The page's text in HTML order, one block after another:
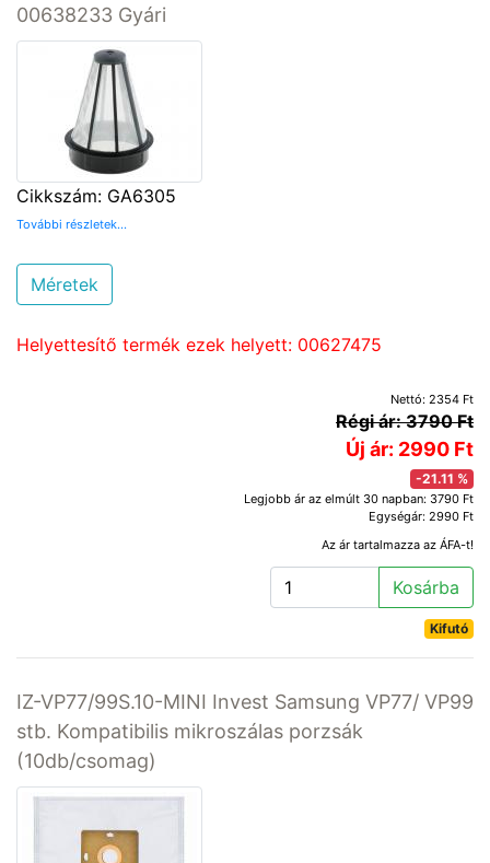
00638233 Gyári
Cikkszám: GA6305
További részletek...
Méretek
Helyettesítő termék ezek helyett: 00627475
Nettó: 2354 Ft
Régi ár: 3790 Ft
Új ár: 2990 Ft
-21.11 %
Legjobb ár az elmúlt 30 napban: 3790 Ft
Egységár: 2990 Ft
Az ár tartalmazza az ÁFA-t!
Kosárba
Kifutó
IZ-VP77/99S.10-MINI Invest Samsung VP77/ VP99
stb. Kompatibilis mikroszálas porzsák
(10db/csomag)